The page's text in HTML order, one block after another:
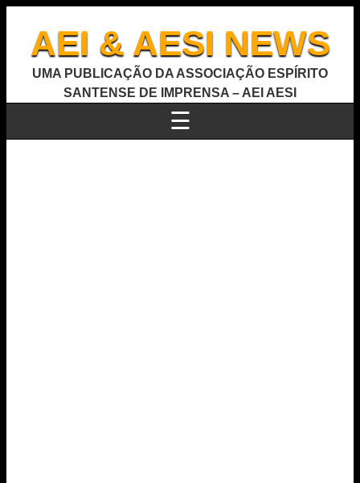
AEI & AESI NEWS
UMA PUBLICAÇÃO DA ASSOCIAÇÃO ESPÍRITO
SANTENSE DE IMPRENSA – AEI AESI
☰